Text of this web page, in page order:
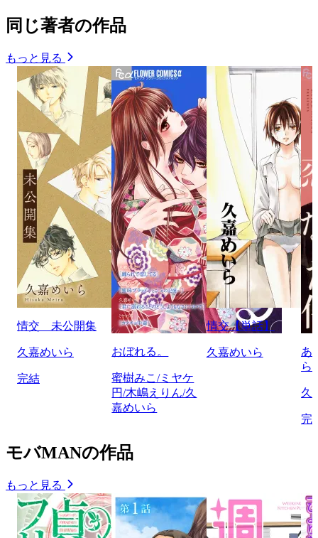
同じ著者の作品
もっと見る
情交 未公開集
久嘉めいら
完結
おぼれる。
蜜樹みこ/ミヤケ
円/木嶋えりん/久
嘉めいら
情交【単話】
久嘉めいら
あ
ら
久
完
モバMANの作品
もっと見る